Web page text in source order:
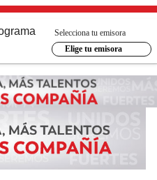
Selecciona tu emisora
Elige tu emisora